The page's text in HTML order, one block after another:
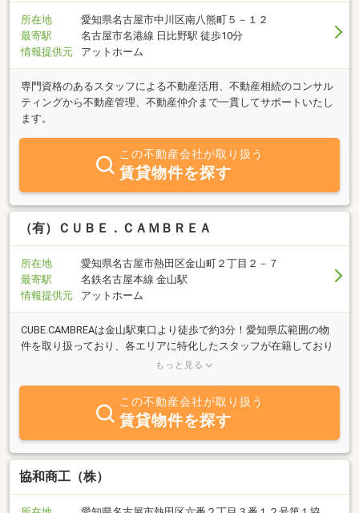
所在地
愛知県名古屋市中川区南八熊町５－１２
最寄駅
名古屋市名港線 日比野駅 徒歩10分
情報提供元
アットホーム
専門資格のあるスタッフによる不動産活用、不動産相続のコンサル
ティングから不動産管理、不動産仲介まで一貫してサポートいたし
ます。
この不動産会社が取り扱う
賃貸物件を探す
（有）ＣＵＢＥ．ＣＡＭＢＲＥＡ
所在地
愛知県名古屋市熱田区金山町２丁目２－７
最寄駅
名鉄名古屋本線 金山駅
情報提供元
アットホーム
CUBE.CAMBREAは金山駅東口より徒歩で約3分！愛知県広範囲の物
件を取り扱っており、各エリアに特化したスタッフが在籍しており
ます。物件情報の充実度に加え、土地を探されている方（注文住宅
をお考え中の方などにも、建築に精通したスタッフがお客様のご要
望にご対応いたします。買替の方、自己資金の少ない方、勤続年数
短い方、自営業の方、住宅ローンにご不安のある方も、まずはお気
軽にお問合せください！
もっと見る
この不動産会社が取り扱う
賃貸物件を探す
協和商工（株）